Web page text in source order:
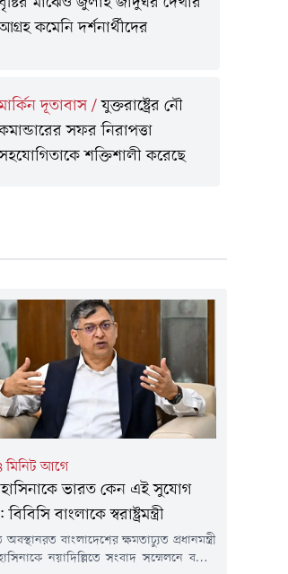
কমেনি দর্শনার্থীদের
দূতাবাস/যুক্তরাষ্ট্রের নৌ
সফর নিরাপত্তা
শক্তিশালী করেছে
মিনিট আগে
ভারত কেন এই সুযোগ
বাংলাকে স্বরাষ্ট্রমন্ত্রী
অবস্থানরত বাংলাদেশের ক্ষমতাচ্যুত প্রধানমন্ত্রী
নয়াদিল্লিতে সংবাদ সম্মেলনে বক্তব্য